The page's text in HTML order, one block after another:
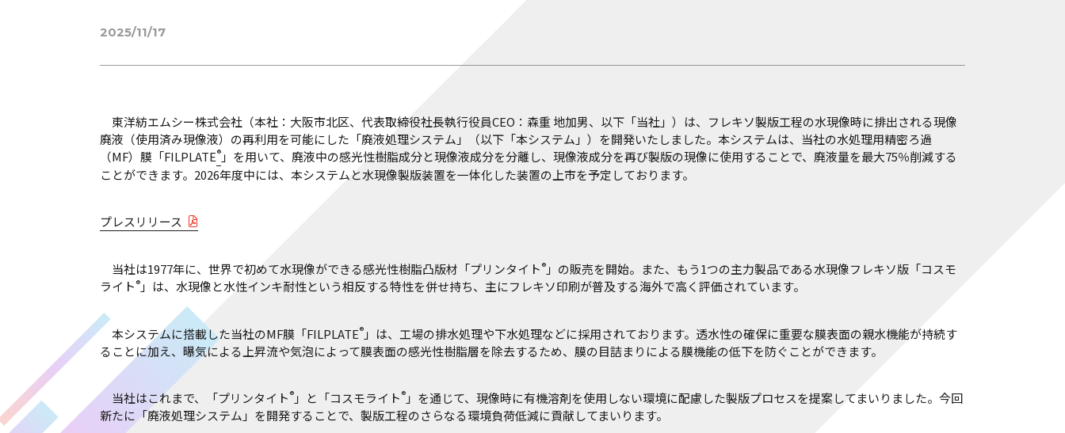
2025/11/17
東洋紡エムシー株式会社（本社：大阪市北区、代表取締役社長執行役員CEO：森重 地加男、以下「当社」）は、フレキソ製版工程の水現像時に排出される現像
廃液（使用済み現像液）の再利用を可能にした「廃液処理システム」（以下「本システム」）を開発いたしました。本システムは、当社の水処理用精密ろ過
（MF）膜「FILPLATE® 」を用いて、廃液中の感光性樹脂成分と現像液成分を分離し、現像液成分を再び製版の現像に使用することで、廃液量を最大75％削減する
ことができます。2026年度中には、本システムと水現像製版装置を一体化した装置の上市を予定しております。
プレスリリース
当社は1977年に、世界で初めて水現像ができる感光性樹脂凸版材「プリンタイト® 」の販売を開始。また、もう1つの主力製品である水現像フレキソ版「コスモ
ライト® 」は、水現像と水性インキ耐性という相反する特性を併せ持ち、主にフレキソ印刷が普及する海外で高く評価されています。
本システムに搭載した当社のMF膜「FILPLATE® 」は、工場の排水処理や下水処理などに採用されております。透水性の確保に重要な膜表面の親水機能が持続す
ることに加え、曝気による上昇流や気泡によって膜表面の感光性樹脂層を除去するため、膜の目詰まりによる膜機能の低下を防ぐことができます。
当社はこれまで、「プリンタイト® 」と「コスモライト® 」を通じて、現像時に有機溶剤を使用しない環境に配慮した製版プロセスを提案してまいりました。今回
新たに「廃液処理システム」を開発することで、製版工程のさらなる環境負荷低減に貢献してまいります。